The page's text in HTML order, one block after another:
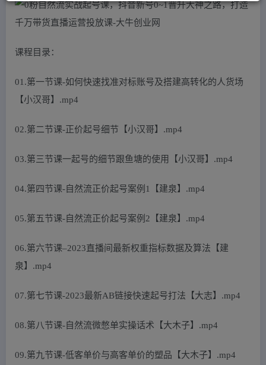
课程目录：
01.第一节课-如何快速找准对标账号及搭建高转化的人货场
【小汉哥】.mp4
02.第二节课-正价起号细节【小汉哥】.mp4
03.第三节课一起号的细节跟鱼塘的使用【小汉哥】.mp4
04.第四节课-自然流正价起号案例1【建泉】.mp4
05.第五节课-自然流正价起号案例2【建泉】.mp4
06.第六节课–2023直播间最新权重指标数据及算法【建
泉】.mp4
07.第七节课-2023最新AB链接快速起号打法【大志】.mp4
08.第八节课-自然流微憋单实操话术【大木子】.mp4
09.第九节课-低客单价与高客单价的塑品【大木子】.mp4